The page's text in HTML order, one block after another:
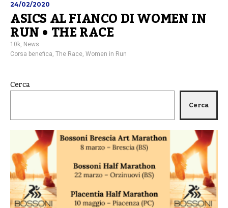
24/02/2020
ASICS AL FIANCO DI WOMEN IN
RUN • THE RACE
10k, News
Corsa benefica, The Race, Women in Run
Cerca
Cerca